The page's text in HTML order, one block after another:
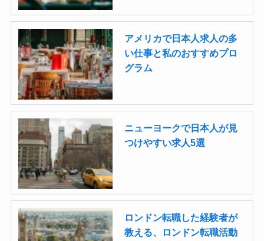
アメリカで日本人求人の多
い仕事と私のおすすめプロ
グラム
ニューヨークで日本人が見
つけやすい求人5選
ロンドン転職した経験者が
教える、ロンドン転職活動